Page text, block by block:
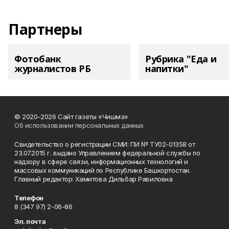
Партнеры
Фотобанк
журналистов РБ
Рубрика "Еда и
напитки"
© 2020-2026 Сайт газеты «Чишмэ»
Об использовании персональных данных
Свидетельство о регистрации СМИ: ПИ № ТУ02-01358 от
23.07.2015 г. выдано Управлением федеральной службы по
надзору в сфере связи, информационных технологий и
массовых коммуникаций по Республике Башкортостан.
Главный редактор: Хамитова Дильбар Равиловна
Телефон
8 (347 97) 2-06-86
Эл. почта